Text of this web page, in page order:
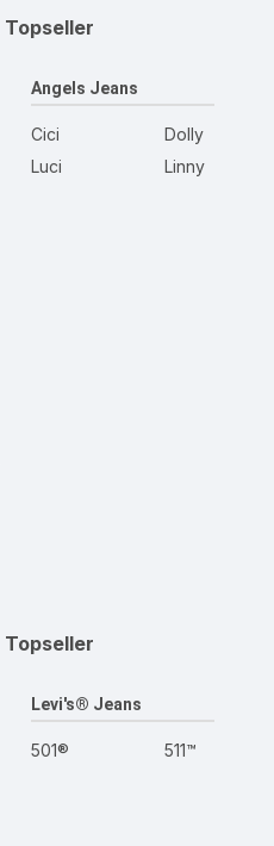
Topseller
Angels Jeans
Cici
Luci
Dolly
Linny
Topseller
Levi's® Jeans
501® 511™